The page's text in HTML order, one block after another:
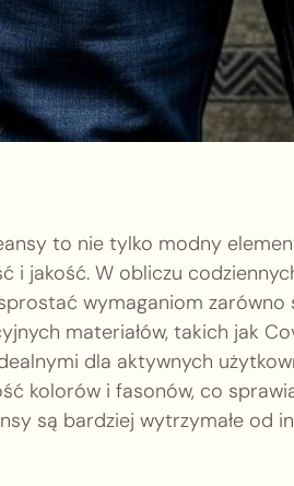
to nie tylko modny
i jakość. W obliczu
wymaganiom
materiałów, takich jak
dla aktywnych
kolorów i fasonów, co
są bardziej wytrzymałe od